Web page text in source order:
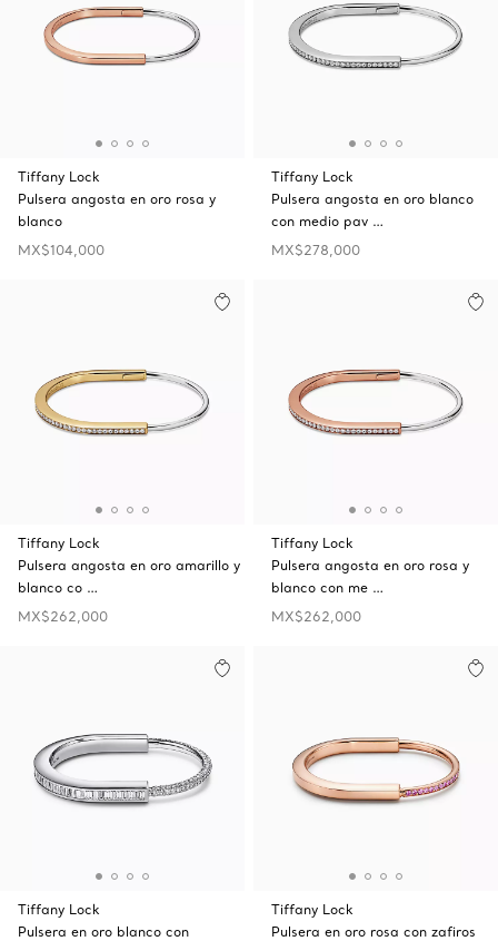
Tiffany Lock
Pulsera angosta en oro rosa y
blanco
MX$104,000
Tiffany Lock
Pulsera angosta en oro blanco
con medio pav …
MX$278,000
Tiffany Lock
Pulsera angosta en oro amarillo y
blanco co …
MX$262,000
Tiffany Lock
Pulsera angosta en oro rosa y
blanco con me …
MX$262,000
Tiffany Lock
Pulsera en oro blanco con
Tiffany Lock
Pulsera en oro rosa con zafiros